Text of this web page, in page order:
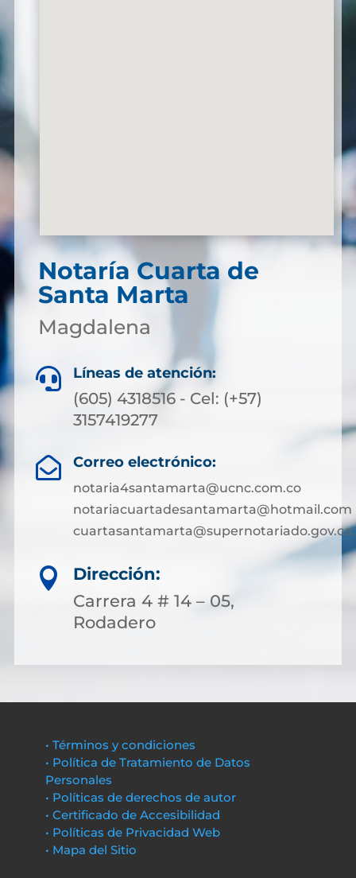
Notaría Cuarta de
Santa Marta
Magdalena
 Líneas de atención:
(605) 4318516 - Cel: (+57)
3157419277
 Correo electrónico:
notaria4santamarta@ucnc.com.co
notariacuartadesantamarta@hotmail.com
cuartasantamarta@supernotariado.gov.co

Dirección:
Carrera 4 # 14 – 05,
Rodadero
• Términos y condiciones
• Política de Tratamiento de Datos
Personales
• Políticas de derechos de autor
• Certificado de Accesibilidad
• Políticas de Privacidad Web
• Mapa del Sitio